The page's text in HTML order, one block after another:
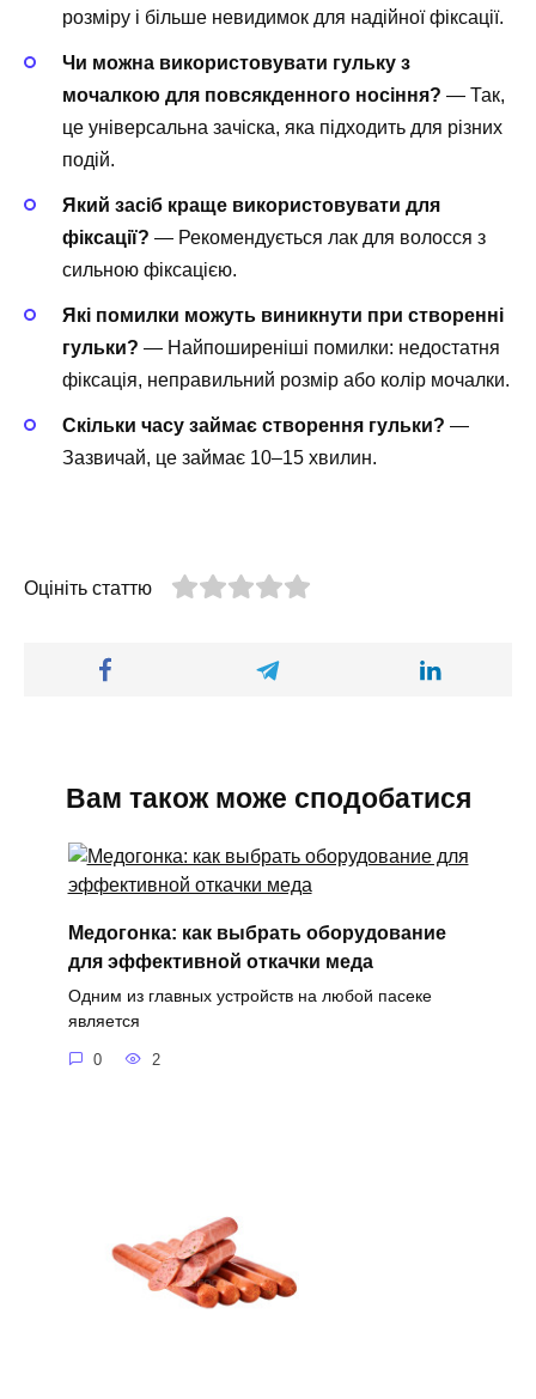
розміру і більше невидимок для надійної фіксації.
Чи можна використовувати гульку з
мочалкою для повсякденного носіння? — Так,
це універсальна зачіска, яка підходить для різних
подій.
Який засіб краще використовувати для
фіксації? — Рекомендується лак для волосся з
сильною фіксацією.
Які помилки можуть виникнути при створенні
гульки? — Найпоширеніші помилки: недостатня
фіксація, неправильний розмір або колір мочалки.
Скільки часу займає створення гульки? —
Зазвичай, це займає 10–15 хвилин.
Оцініть статтю
Вам також може сподобатися
Медогонка: как выбрать оборудование
для эффективной откачки меда
Одним из главных устройств на любой пасеке
является
0 2